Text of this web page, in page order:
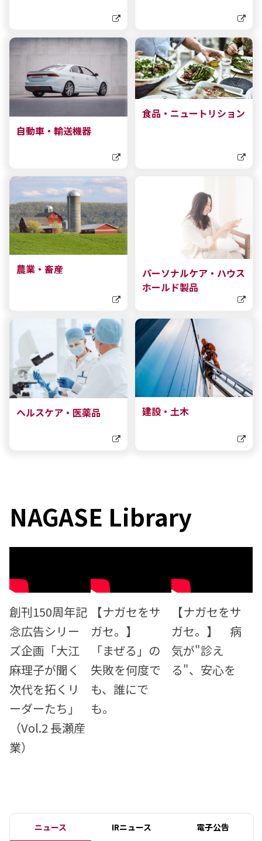
自動車・輸送機器
食品・ニュートリション
農業・畜産
パーソナルケア・ハウス
ホールド製品
ヘルスケア・医薬品 建設・土木
NAGASE Library
創刊150周年記
念広告シリー
ズ企画「大江
麻理子が聞く
次代を拓くリ
ーダーたち」
（Vol.2 長瀬産
業）
【ナガセをサ
ガセ。】
「まぜる」の
失敗を何度で
も、誰にで
も。
【ナガセをサ
ガセ。】 病
気が"診え
る"、安心を
ニュース IRニュース 電子公告